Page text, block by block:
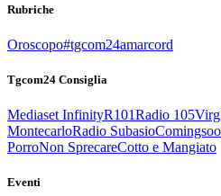
Rubriche
Oroscopo#tgcom24amarcord
Tgcom24 Consiglia
Mediaset InfinityR101Radio 105
MontecarloRadio Subasio
PorroNon SprecareCotto e Mangiato
Eventi